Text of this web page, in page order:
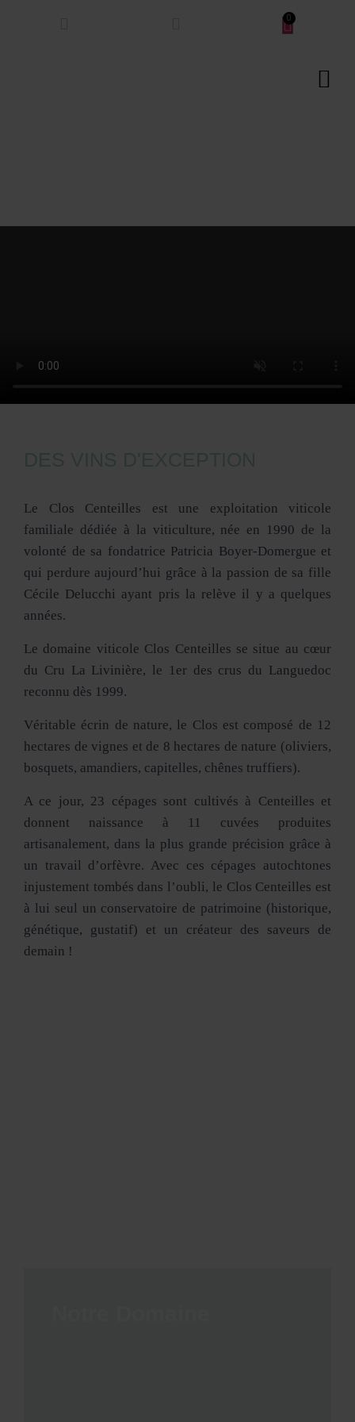
Le Clos Centeilles est une exploitation viticole
familiale dédiée à la viticulture, née en 1990 de la
volonté de sa fondatrice Patricia Boyer-Domergue et
qui perdure aujourd’hui grâce à la passion de sa fille
Cécile Delucchi ayant pris la relève il y a quelques
années.
Le domaine viticole Clos Centeilles se situe au cœur
du Cru La Livinière, le 1er des crus du Languedoc
reconnu dès 1999.
Véritable écrin de nature, le Clos est composé de 12
hectares de vignes et de 8 hectares de nature (oliviers,
bosquets, amandiers, capitelles, chênes truffiers).
A ce jour, 23 cépages sont cultivés à Centeilles et
donnent naissance à 11 cuvées produites
artisanalement, dans la plus grande précision grâce à
un travail d’orfèvre. Avec ces cépages autochtones
injustement tombés dans l’oubli, le Clos Centeilles est
à lui seul un conservatoire de patrimoine (historique,
génétique, gustatif) et un créateur des saveurs de
demain !